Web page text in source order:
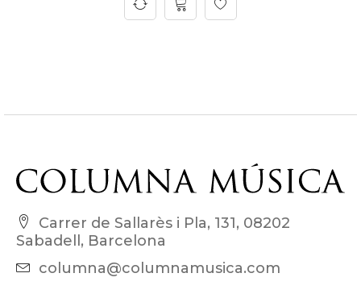
Carrer de Sallarès i Pla, 131, 08202
Sabadell, Barcelona
columna@columnamusica.com